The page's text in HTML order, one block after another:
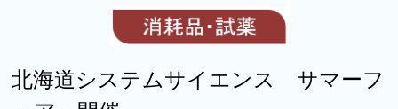
北海道システムサイエンス サマーフ